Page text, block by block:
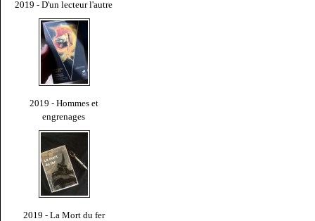
2019 - D'un lecteur l'autre
2019 - Hommes et
engrenages
2019 - La Mort du fer